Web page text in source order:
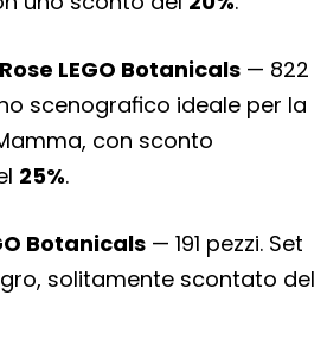
LEGO Botanicals — 822
scenografico ideale per la
con sconto
25%.
Botanicals — 191 pezzi. Set
solitamente scontato del